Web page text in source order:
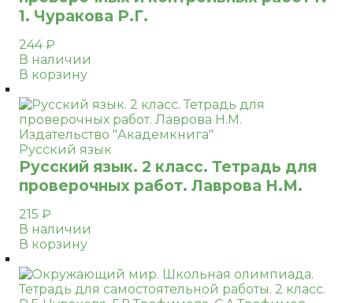
1. Чуракова Р.Г.
244₽
В наличии
В корзину
Русский язык
Русский язык. 2 класс. Тетрадь для
проверочных работ. Лаврова Н.М.
215 ₽
В наличии
В корзину